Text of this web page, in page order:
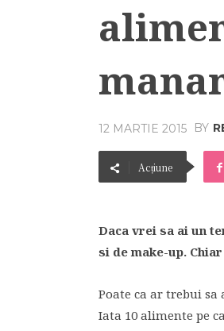
12 MARTIE 2015 BY
Acțiune
Daca vrei sa ai un
si de make-up.
Poate ca ar trebui
Iata 10 alimente pe